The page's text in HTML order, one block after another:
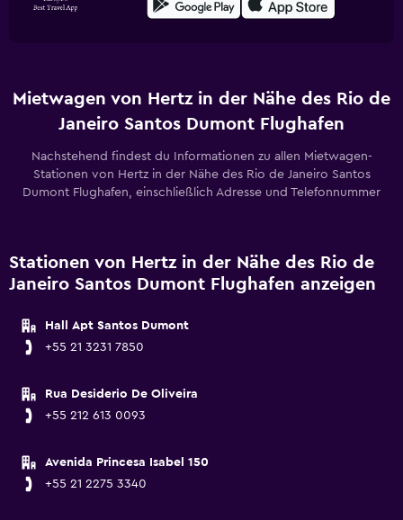
Mietwagen von Hertz in der Nähe des Rio de
Janeiro Santos Dumont Flughafen
Nachstehend findest du Informationen zu allen Mietwagen-
Stationen von Hertz in der Nähe des Rio de Janeiro Santos
Dumont Flughafen, einschließlich Adresse und Telefonnummer
Stationen von Hertz in der Nähe des Rio de
Janeiro Santos Dumont Flughafen anzeigen
Hall Apt Santos Dumont
+55 21 3231 7850
Rua Desiderio De Oliveira
+55 212 613 0093
Avenida Princesa Isabel 150
+55 21 2275 3340